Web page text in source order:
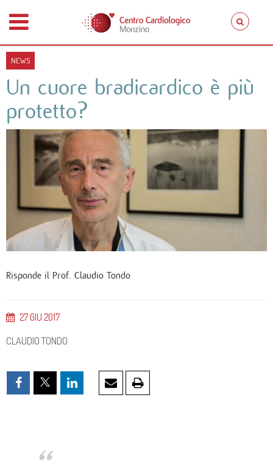
NEWS
Un cuore bradicardico è più
protetto?
Risponde il Prof. Claudio Tondo
27 GIU 2017
CLAUDIO TONDO